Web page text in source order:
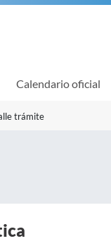
Calendario oficial
trámite